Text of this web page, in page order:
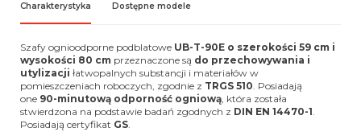
Charakterystyka Dostępne modele
Szafy ognioodporne podblatowe UB-T-90E o szerokości 59 cm i
wysokości 80 cm przeznaczone są do przechowywania i
utylizacji łatwopalnych substancji i materiałów w
pomieszczeniach roboczych, zgodnie z TRGS 510. Posiadają
one 90-minutową odporność ogniową, która została
stwierdzona na podstawie badań zgodnych z DIN EN 14470-1.
Posiadają certyfikat GS.